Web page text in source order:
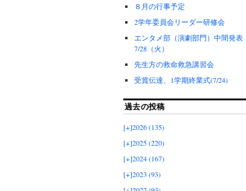
８月の行事予定
2学年委員会リーダー研修会
エンタメ部（演劇部門）中間発表
7/28（火）
先生方の救命救急講習会
受賞伝達、1学期終業式(7/24)
過去の投稿
[+]2026 (135)
[+]2025 (220)
[+]2024 (167)
[+]2023 (93)